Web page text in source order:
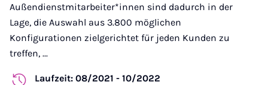
Außendienstmitarbeiter*innen sind dadurch in der
Lage, die Auswahl aus 3.800 möglichen
Konfigurationen zielgerichtet für jeden Kunden zu
treffen, ...
Laufzeit: 08/2021 - 10/2022